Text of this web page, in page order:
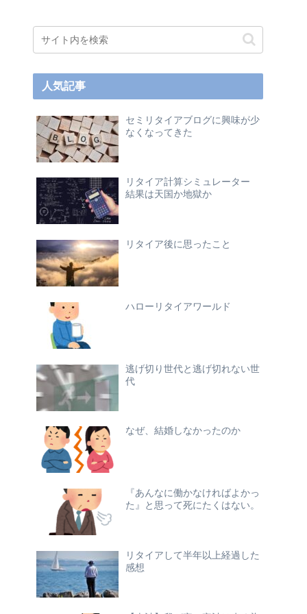
人気記事
セミリタイアブログに興味が少
なくなってきた
リタイア計算シミュレーター
結果は天国か地獄か
リタイア後に思ったこと
ハローリタイアワールド
逃げ切り世代と逃げ切れない世
代
なぜ、結婚しなかったのか
『あんなに働かなければよかっ
た』と思って死にたくはない。
リタイアして半年以上経過した
感想